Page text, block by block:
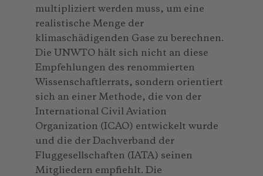
multipliziert werden muss, um eine
realistische Menge der
klimaschädigenden Gase zu berechnen.
Die UNWTO hält sich nicht an diese
Empfehlungen des renommierten
Wissenschaftlerrats, sondern orientiert
sich an einer Methode, die von der
International Civil Aviation
Organization (ICAO) entwickelt wurde
und die der Dachverband der
Fluggesellschaften (IATA) seinen
Mitgliedern empfiehlt. Die